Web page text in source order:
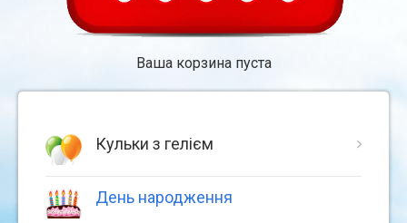
Ваша корзина пуста
Кульки з гелієм
День народження